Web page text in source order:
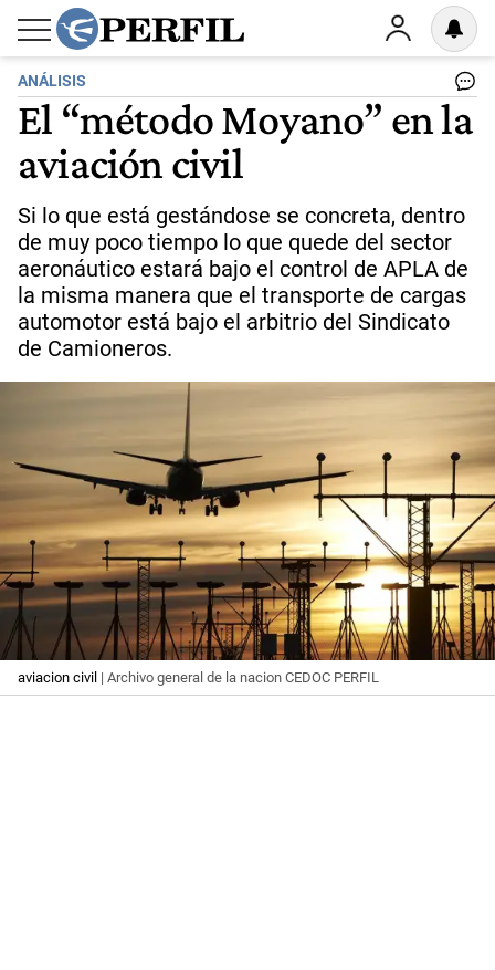
ANÁLISIS
El “método Moyano” en la
aviación civil
Si lo que está gestándose se concreta, dentro
de muy poco tiempo lo que quede del sector
aeronáutico estará bajo el control de APLA de
la misma manera que el transporte de cargas
automotor está bajo el arbitrio del Sindicato
de Camioneros.
aviacion civil | Archivo general de la nacion CEDOC PERFIL